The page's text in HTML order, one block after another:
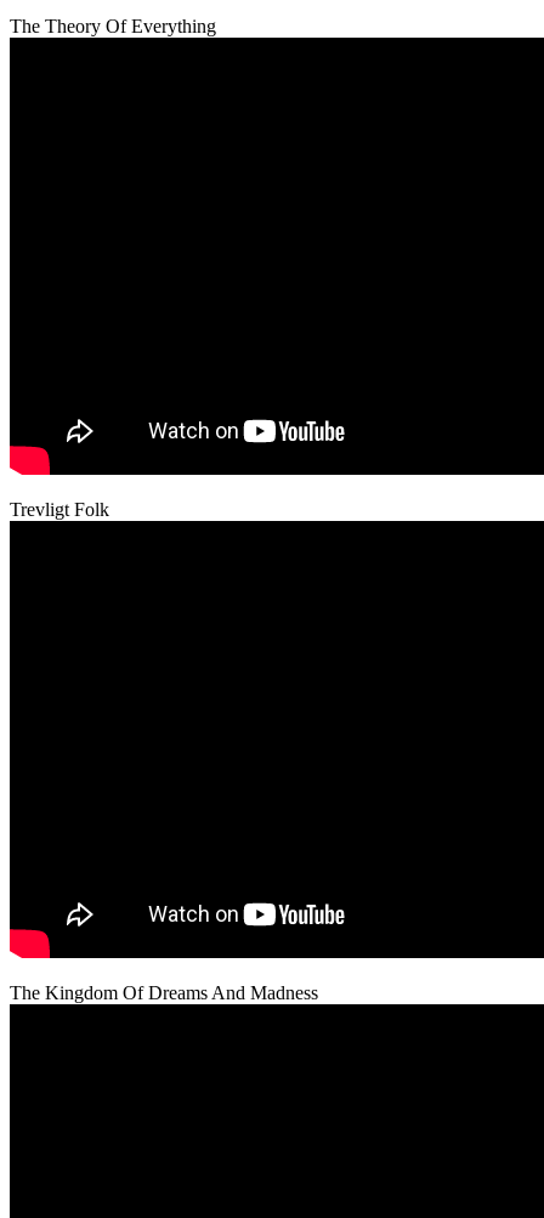
The Theory Of Everything
Trevligt Folk
The Kingdom Of Dreams And Madness